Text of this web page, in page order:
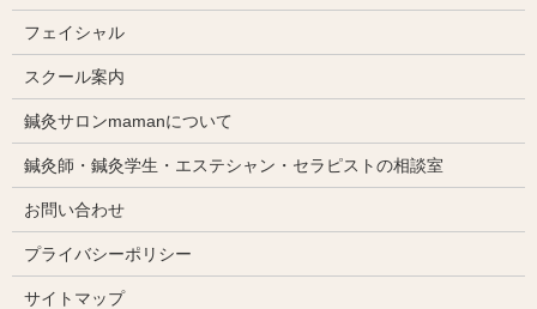
フェイシャル
スクール案内
鍼灸サロンmamanについて
鍼灸師・鍼灸学生・エステシャン・セラピストの相談室
お問い合わせ
プライバシーポリシー
サイトマップ